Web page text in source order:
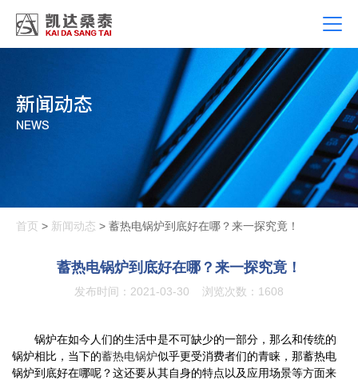
新闻动态
NEWS
首页 > 新闻动态 > 蓄热电锅炉到底好在哪？来一探究竟！
蓄热电锅炉到底好在哪？来一探究竟！
发布时间：2021-03-30 浏览次数：1608
锅炉在如今人们的生活中是不可缺少的一部分，那么和传统的
锅炉相比，当下的蓄热电锅炉似乎更受消费者们的青睐，那蓄热电
锅炉到底好在哪呢？这还要从其自身的特点以及应用场景等方面来